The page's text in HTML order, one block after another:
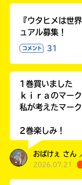
『ウタヒメは世
ュアル募集！
コメント 31
1巻買いました
ｋｉｒａのマー
私が考えたマー
2巻楽しみ！
おばけぇ さん
2026.07.21